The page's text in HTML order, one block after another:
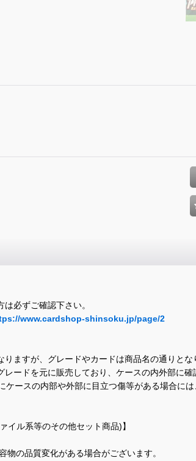
必ずご確認下さい。
www.cardshop-shinsoku.jp/page/2
ますが、グレードやカードは商品名の通りとな
ードを元に販売しており、ケースの内外部に
ースの内部や外部に目立つ傷等がある場合に
イル系等のその他セット商品)】
の品質変化がある場合がございます。